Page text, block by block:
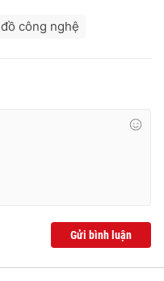
đồ công nghệ
Gửi bình luận